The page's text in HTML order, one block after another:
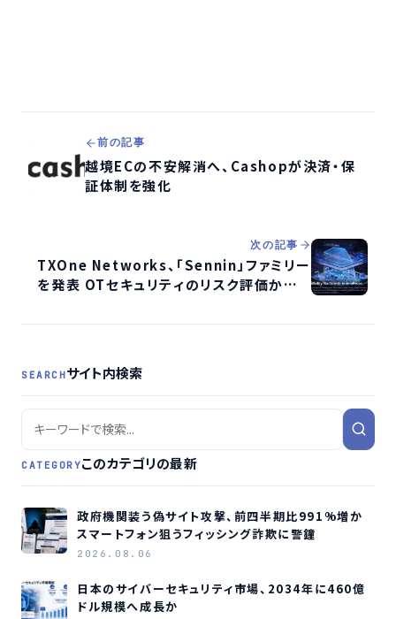
前の記事
越境ECの不安解消へ、Cashopが決済・保
証体制を強化
次の記事
TXOne Networks、「Sennin」ファミリー
を発表 OTセキュリティのリスク評価から保
SEARCHサイト内検索
CATEGORYこのカテゴリの最新
政府機関装う偽サイト攻撃、前四半期比991%増か
スマートフォン狙うフィッシング詐欺に警鐘
2026.08.06
日本のサイバーセキュリティ市場、2034年に460億
ドル規模へ成長か